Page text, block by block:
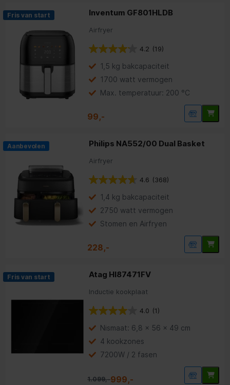
Fris van start Inventum GF801HLDB
Airfryer
4.2 (19)
1,5 kg bakcapaciteit
1700 watt vermogen
Max. temperatuur: 200 °C
99,-
Aanbevolen Philips NA552/00 Dual Basket
Airfryer
4.6 (368)
1,4 kg bakcapaciteit
2750 watt vermogen
Stomen en Airfryen
228,-
Fris van start Atag HI87471FV
Inductie kookplaat
4.0 (1)
Nismaat: 6,8 x 56 x 49 cm
4 kookzones
7200W / 2 fasen
1.099,-999,-